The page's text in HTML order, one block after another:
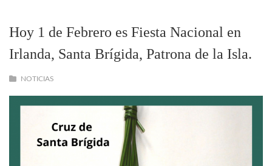
Hoy 1 de Febrero es Fiesta Nacional en
Irlanda, Santa Brígida, Patrona de la Isla.
NOTICIAS